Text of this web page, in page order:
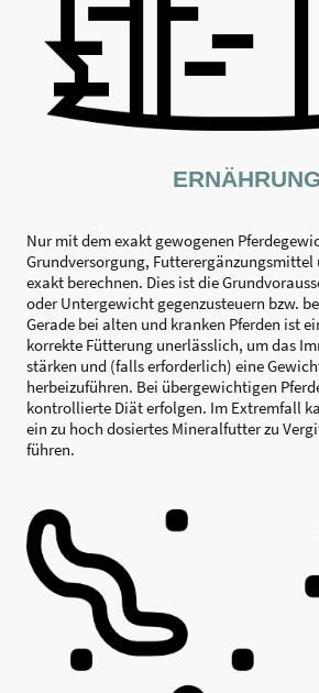
ERNÄHRUNG
Nur mit dem exakt gewogenen
Grundversorgung,
exakt berechnen. Dies ist die
oder Untergewicht gegenzusteuern bzw.
Gerade bei alten und kranken Pferden ist
korrekte Fütterung unerlässlich, um das
stärken und (falls erforderlich) eine
herbeizuführen. Bei übergewichtigen
kontrollierte Diät erfolgen. Im Extremfall
ein zu hoch dosiertes Mineralfutter zu
führen.